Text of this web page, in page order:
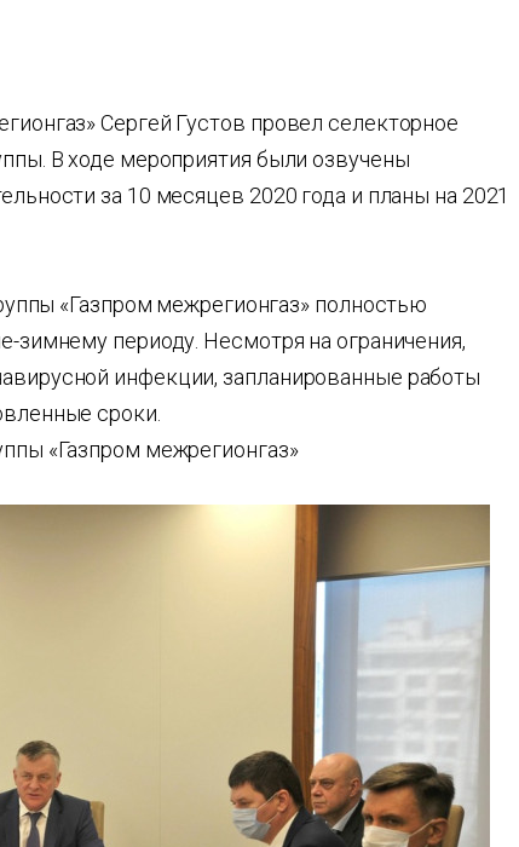
Сергей Густов провел селекторное
В ходе мероприятия были озвучены
за 10 месяцев 2020 года и планы на 2021
«Газпром межрегионгаз» полностью
зимнему периоду. Несмотря на ограничения,
инфекции, запланированные работы
сроки.
«Газпром межрегионгаз»